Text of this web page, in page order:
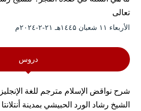
تعالى
الأربعاء ۱۱ شعبان ۱٤٤۵هـ ۲۱-۲-۲۰۲٤م
دروس
شرح نواقض الإسلام مترجم للغة
الشيخ رشاد الورد الحبيشي بمدينة أنتلانتا